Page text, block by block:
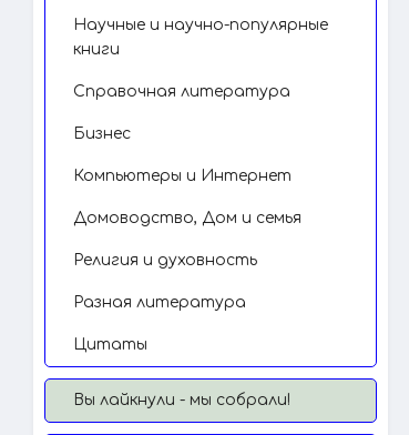
Научные и научно-популярные
книги
Справочная литература
Бизнес
Компьютеры и Интернет
Домоводство, Дом и семья
Религия и духовность
Разная литература
Цитаты
Вы лайкнули - мы собрали!